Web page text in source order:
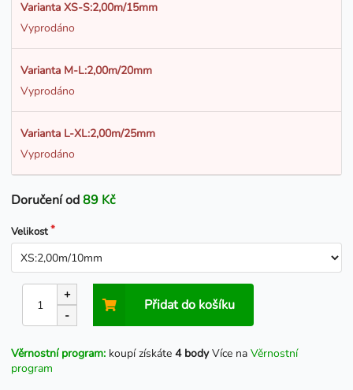
Varianta XS-S:2,00m/15mm
Vyprodáno
Varianta M-L:2,00m/20mm
Vyprodáno
Varianta L-XL:2,00m/25mm
Vyprodáno
Doručení od89 Kč
Velikost
+
-
Přidat do košíku
Věrnostní program: koupí získáte 4 bodyVíce na Věrnostní
program